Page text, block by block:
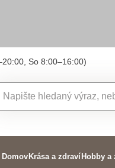
So 8:00–16:00)
Domov Krása a zdraví Hobby a